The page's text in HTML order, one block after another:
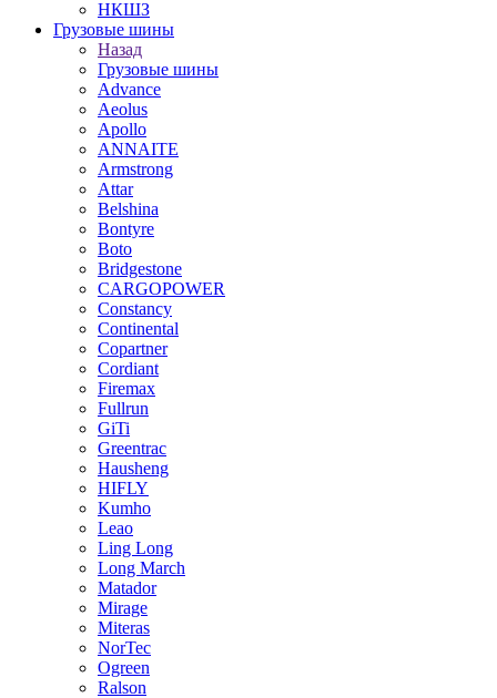
НКШЗ
Грузовые шины
Назад
Грузовые шины
Advance
Aeolus
Apollo
ANNAITE
Armstrong
Attar
Belshina
Bontyre
Boto
Bridgestone
CARGOPOWER
Constancy
Continental
Copartner
Cordiant
Firemax
Fullrun
GiTi
Greentrac
Hausheng
HIFLY
Kumho
Leao
Ling Long
Long March
Matador
Mirage
Miteras
NorTec
Ogreen
Ralson